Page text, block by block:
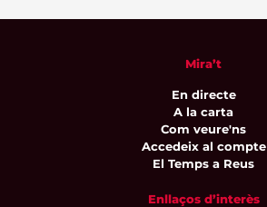
Mira’t
En directe
A la carta
Com veure'ns
Accedeix al compte
El Temps a Reus
Enllaços d’interès